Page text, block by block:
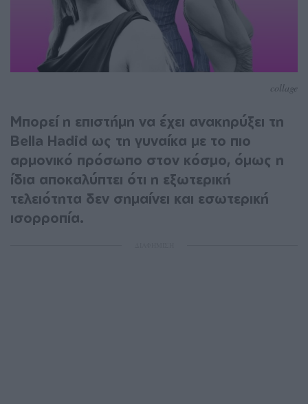
collage
Μπορεί η επιστήμη να έχει ανακηρύξει τη
Bella Hadid ως τη γυναίκα με το πιο
αρμονικό πρόσωπο στον κόσμο, όμως η
ίδια αποκαλύπτει ότι η εξωτερική
τελειότητα δεν σημαίνει και εσωτερική
ισορροπία.